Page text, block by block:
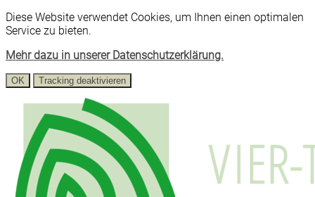
Diese Website verwendet Cookies, um Ihnen einen optimalen
Service zu bieten.
Mehr dazu in unserer Datenschutzerklärung.
OK Tracking deaktivieren